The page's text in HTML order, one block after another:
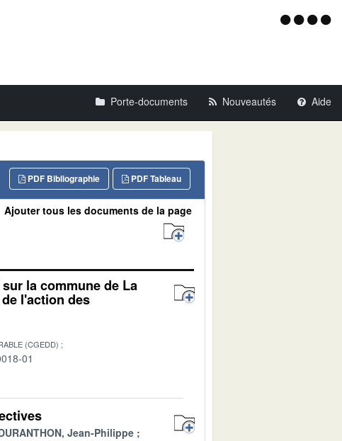
Menu
Porte-documents Nouveautés Aide
PDF Tableau
PDF Bibliographie
Ajouter tous les documents de la page
la commune de La
l'action des
(CGEDD)
01
Jean-Philippe